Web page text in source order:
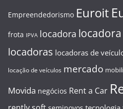
Empreendedorismo Euroit
frota IPVA locadora
locadoras locadoras de
locação de veículos mercado
Movida negócios Rent a Car